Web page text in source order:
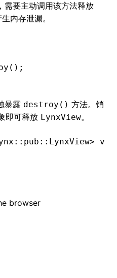
需要主动调用该方法释放
内存泄漏。
;
暴露 destroy() 方法。销
即可释放 LynxView。
:: pub :: LynxView>
browser